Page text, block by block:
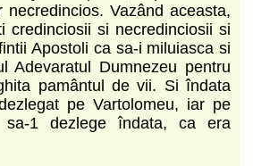
necredincios. Vazând aceasta,
credinciosii si necredinciosii si
Apostoli ca sa-i miluiasca si
Adevaratul Dumnezeu pentru
pamântul de vii. Si îndata
pe Vartolomeu, iar pe
1 dezlege îndata, ca era